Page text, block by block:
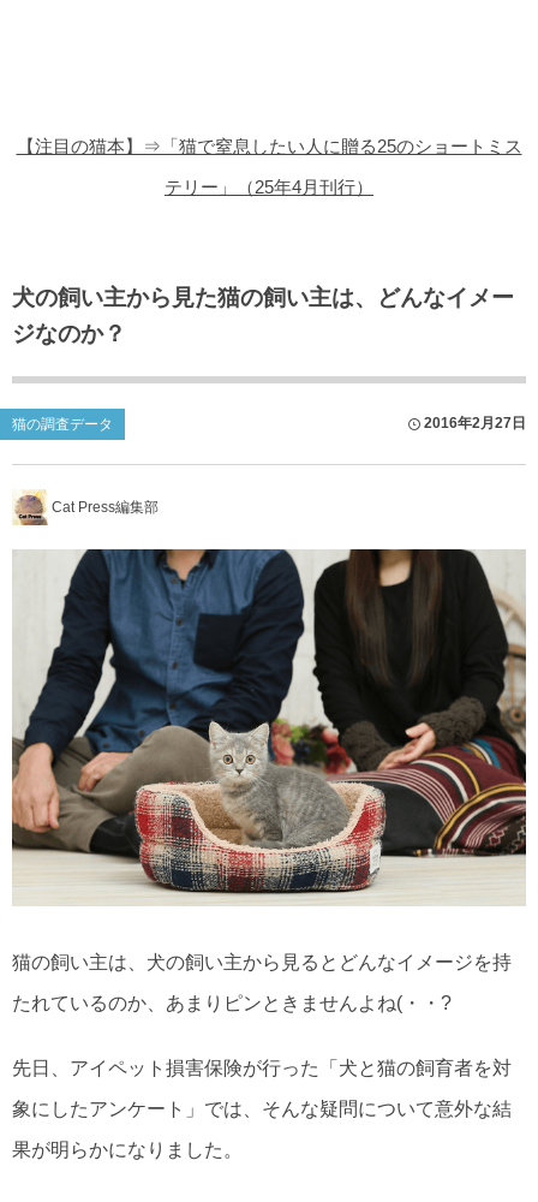
【注目の猫本】⇒「猫で窒息したい人に贈る25のショートミス
テリー」（25年4月刊行）
犬の飼い主から見た猫の飼い主は、どんなイメー
ジなのか？
猫の調査データ 2016年2月27日
Cat Press編集部
猫の飼い主は、犬の飼い主から見るとどんなイメージを持
たれているのか、あまりピンときませんよね(・・?
先日、アイペット損害保険が行った「犬と猫の飼育者を対
象にしたアンケート」では、そんな疑問について意外な結
果が明らかになりました。
猫のゲーム・アプリ
猫のフリー写真素材